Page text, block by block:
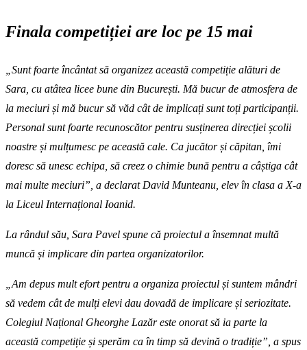
Finala competiției are loc pe 15 mai
„Sunt foarte încântat să organizez această competiție alături de
Sara, cu atâtea licee bune din București. Mă bucur de atmosfera de
la meciuri și mă bucur să văd cât de implicați sunt toți participanții.
Personal sunt foarte recunoscător pentru susținerea direcției școlii
noastre și mulțumesc pe această cale. Ca jucător și căpitan, îmi
doresc să unesc echipa, să creez o chimie bună pentru a câștiga cât
mai multe meciuri”, a declarat David Munteanu, elev în clasa a X-a
la Liceul Internațional Ioanid.
La rândul său, Sara Pavel spune că proiectul a însemnat multă
muncă și implicare din partea organizatorilor.
„Am depus mult efort pentru a organiza proiectul și suntem mândri
să vedem cât de mulți elevi dau dovadă de implicare și seriozitate.
Colegiul Național Gheorghe Lazăr este onorat să ia parte la
această competiție și sperăm ca în timp să devină o tradiție”, a spus